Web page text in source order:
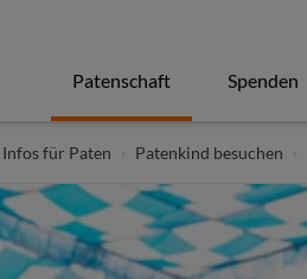
Patenschaft Spenden
Infos für Paten Patenkind besuchen